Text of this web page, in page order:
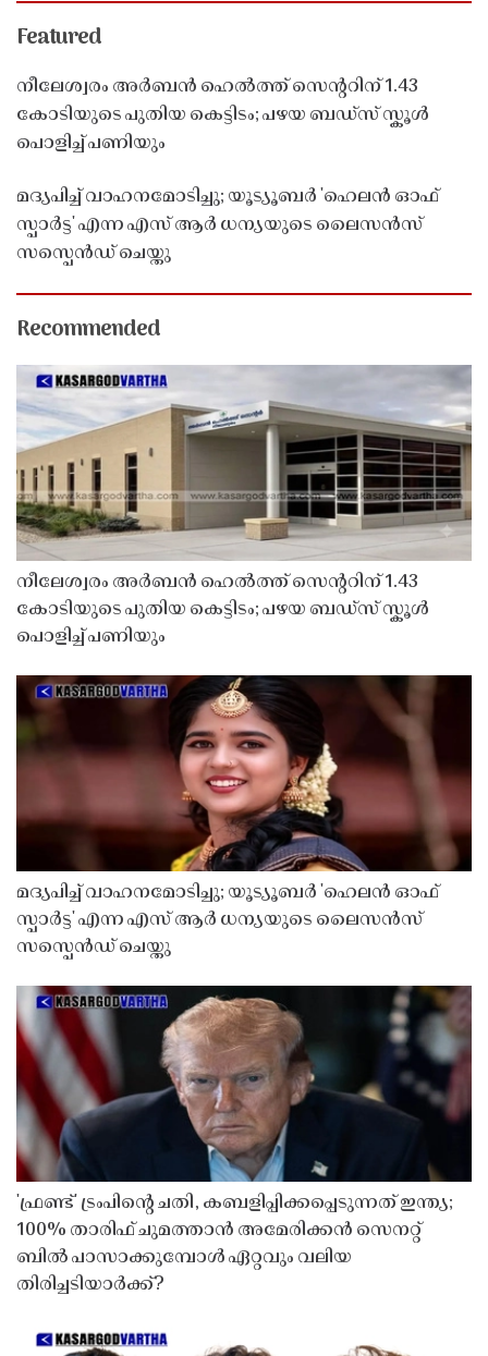
Featured
നീലേശ്വരം അർബൻ ഹെൽത്ത് സെൻ്ററിന് 1.43
കോടിയുടെ പുതിയ കെട്ടിടം; പഴയ ബഡ്സ് സ്കൂൾ
പൊളിച്ച് പണിയും
മദ്യപിച്ച് വാഹനമോടിച്ചു; യൂട്യൂബർ 'ഹെലൻ ഓഫ്
സ്പാർട്ട' എന്ന എസ് ആർ ധന്യയുടെ ലൈസൻസ്
സസ്പെൻഡ് ചെയ്തു ​​​​​​​
Recommended
നീലേശ്വരം അർബൻ ഹെൽത്ത് സെൻ്ററിന് 1.43
കോടിയുടെ പുതിയ കെട്ടിടം; പഴയ ബഡ്സ് സ്കൂൾ
പൊളിച്ച് പണിയും
മദ്യപിച്ച് വാഹനമോടിച്ചു; യൂട്യൂബർ 'ഹെലൻ ഓഫ്
സ്പാർട്ട' എന്ന എസ് ആർ ധന്യയുടെ ലൈസൻസ്
സസ്പെൻഡ് ചെയ്തു ​​​​​​​
'ഫ്രണ്ട്' ട്രംപിന്റെ ചതി, കബളിപ്പിക്കപ്പെടുന്നത് ഇന്ത്യ;
100% താരിഫ് ചുമത്താൻ അമേരിക്കൻ സെനറ്റ്
ബിൽ പാസാക്കുമ്പോൾ ഏറ്റവും വലിയ
തിരിച്ചടിയാർക്ക്?